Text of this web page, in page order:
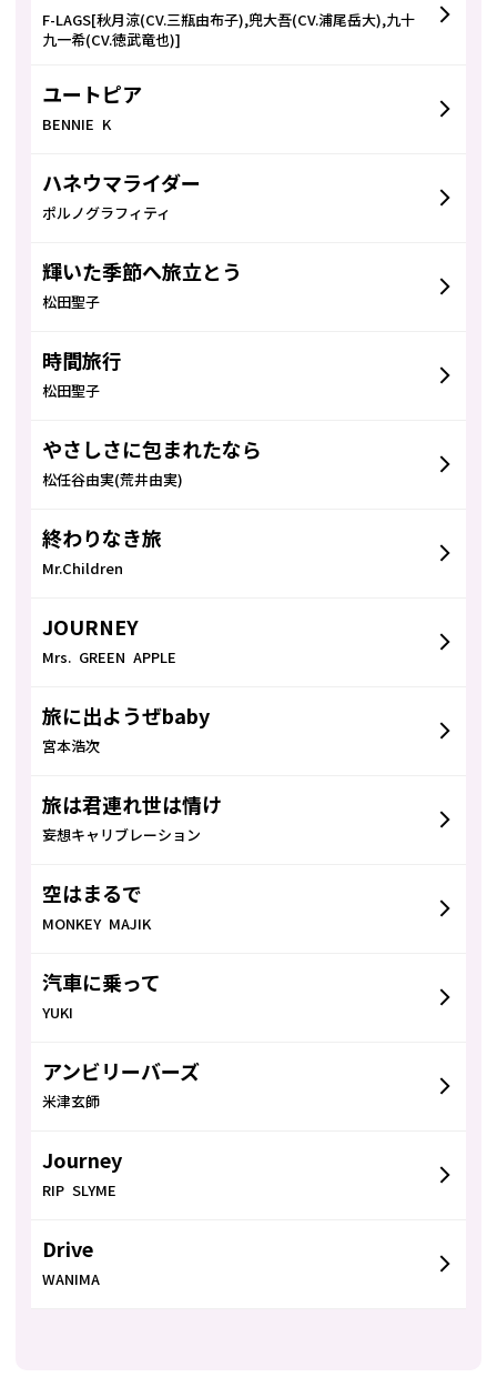
F-LAGS[秋月涼(CV.三瓶由布子),兜大吾(CV.浦尾岳大),九十
九一希(CV.徳武竜也)]
ユートピア
BENNIE K
ハネウマライダー
ポルノグラフィティ
輝いた季節へ旅立とう
松田聖子
時間旅行
松田聖子
やさしさに包まれたなら
松任谷由実(荒井由実)
終わりなき旅
Mr.Children
JOURNEY
Mrs. GREEN APPLE
旅に出ようぜbaby
宮本浩次
旅は君連れ世は情け
妄想キャリブレーション
空はまるで
MONKEY MAJIK
汽車に乗って
YUKI
アンビリーバーズ
米津玄師
Journey
RIP SLYME
Drive
WANIMA